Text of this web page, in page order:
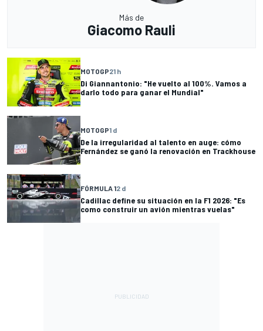
Más de
Giacomo Rauli
MOTOGP21 h
Di Giannantonio: "He vuelto al 100%. Vamos a
darlo todo para ganar el Mundial"
MOTOGP1 d
De la irregularidad al talento en auge: cómo
Fernández se ganó la renovación en Trackhouse
FÓRMULA 12 d
Cadillac define su situación en la F1 2026: "Es
como construir un avión mientras vuelas"